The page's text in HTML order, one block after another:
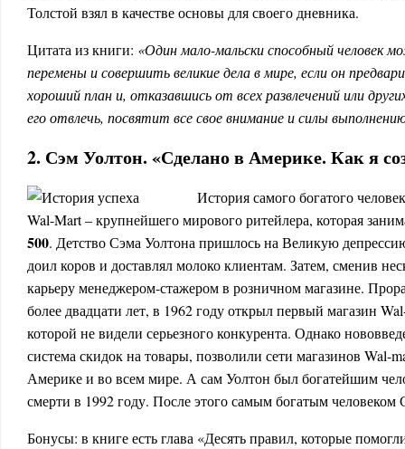
Толстой взял в качестве основы для своего дневника.
Цитата из книги: «Один мало-мальски способный человек
перемены и совершить великие дела в мире, если он
хороший план и, отказавшись от всех развлечений или
его отвлечь, посвятит все свое внимание и силы
2. Сэм Уолтон. «Сделано в Америке. Как я
История самого богатого
Wal-Mart – крупнейшего мирового ритейлера, которая
500. Детство Сэма Уолтона пришлось на Великую
доил коров и доставлял молоко клиентам. Затем, сменив
карьеру менеджером-стажером в розничном магазине.
более двадцати лет, в 1962 году открыл первый магазин
которой не видели серьезного конкурента. Однако
система скидок на товары, позволили сети магазинов Wal-
Америке и во всем мире. А сам Уолтон был богатейшим
смерти в 1992 году. После этого самым богатым
Бонусы: в книге есть глава «Десять правил, которые